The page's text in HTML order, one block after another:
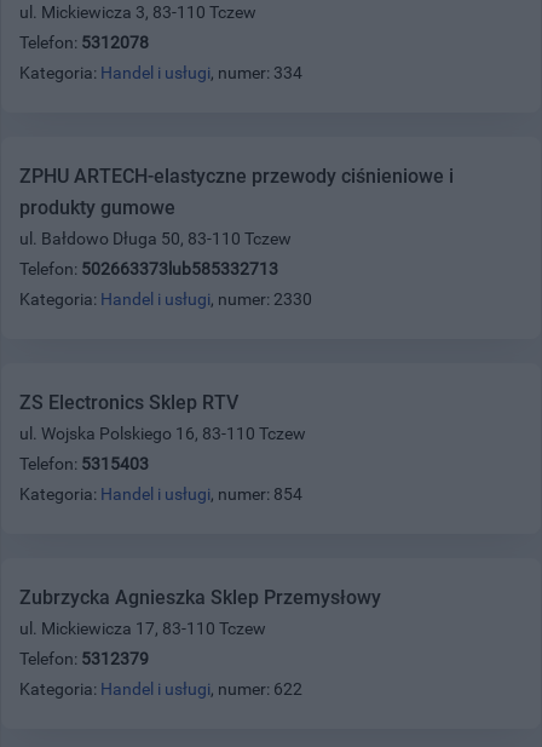
ul. Mickiewicza 3, 83-110 Tczew
Telefon: 5312078
Kategoria: Handel i usługi, numer: 334
ZPHU ARTECH-elastyczne przewody ciśnieniowe i
produkty gumowe
ul. Bałdowo Długa 50, 83-110 Tczew
Telefon: 502663373lub585332713
Kategoria: Handel i usługi, numer: 2330
ZS Electronics Sklep RTV
ul. Wojska Polskiego 16, 83-110 Tczew
Telefon: 5315403
Kategoria: Handel i usługi, numer: 854
Zubrzycka Agnieszka Sklep Przemysłowy
ul. Mickiewicza 17, 83-110 Tczew
Telefon: 5312379
Kategoria: Handel i usługi, numer: 622